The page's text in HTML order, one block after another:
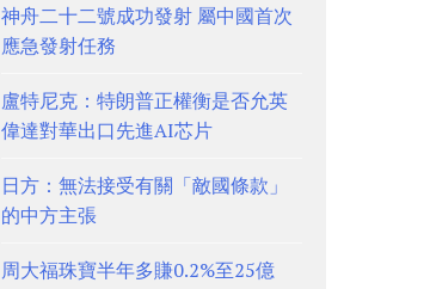
神舟二十二號成功發射 屬中國首次
應急發射任務
盧特尼克：特朗普正權衡是否允英
偉達對華出口先進AI芯片
日方：無法接受有關「敵國條款」
的中方主張
周大福珠寶半年多賺0.2%至25億